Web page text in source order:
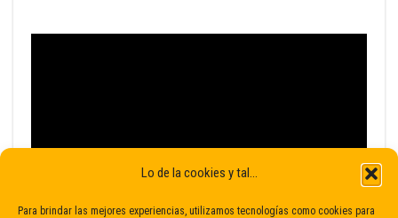
Lo de la cookies y tal...
Para brindar las mejores experiencias, utilizamos tecnologías como cookies para